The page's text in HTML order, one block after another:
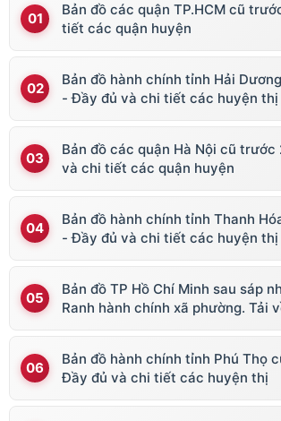
Bản đồ các quận TP.HCM cũ
tiết các quận huyện
Bản đồ hành chính tỉnh Hải
- Đầy đủ và chi tiết các huyện thị
Bản đồ các quận Hà Nội cũ
và chi tiết các quận huyện
Bản đồ hành chính tỉnh Thanh
- Đầy đủ và chi tiết các huyện thị
Bản đồ TP Hồ Chí Minh sau sáp
Ranh hành chính xã phường. Tải
Bản đồ hành chính tỉnh Phú Thọ
Đầy đủ và chi tiết các huyện thị